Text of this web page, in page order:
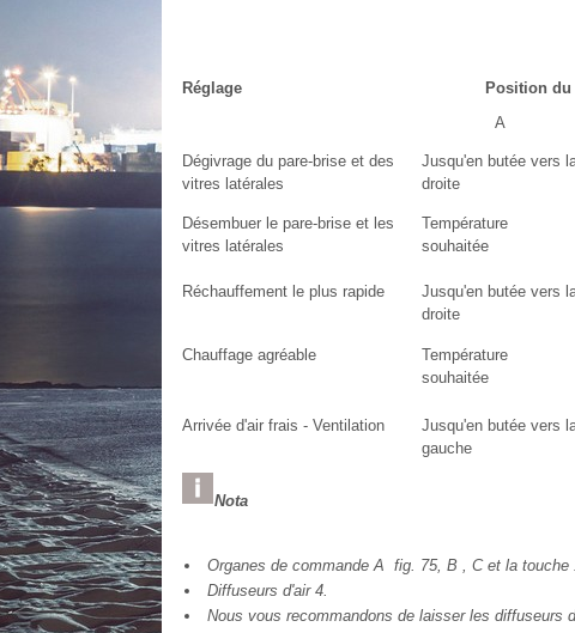
Réglage Position
A
Dégivrage du pare-brise et des
vitres latérales
Jusqu'en butée vers
droite
Désembuer le pare-brise et les
vitres latérales
Température
souhaitée
Réchauffement le plus rapide
Jusqu'en butée vers
droite
Chauffage agréable
Température
souhaitée
Arrivée d'air frais - Ventilation
Jusqu'en butée vers
gauche
Nota
Organes de commande A fig. 75, B , C et la touche
Diffuseurs d'air 4.
Nous vous recommandons de laisser les diffuseurs